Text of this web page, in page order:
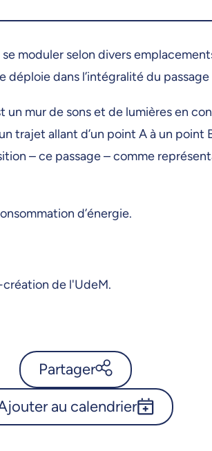
moduler selon divers
dans l’intégralité du
mur de sons et de lumières en
allant d’un point A à un
– ce passage – comme
d’énergie.
de l'UdeM.
Partager
Calendrier de l’Université de
Montréal - Série Espace • son
au calendrier